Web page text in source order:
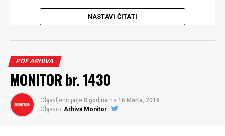
NASTAVI ČITATI
PDF ARHIVA
MONITOR br. 1430
Objavljeno prije 8 godina na 16 Marta, 2018
Objavio: Arhiva Monitor